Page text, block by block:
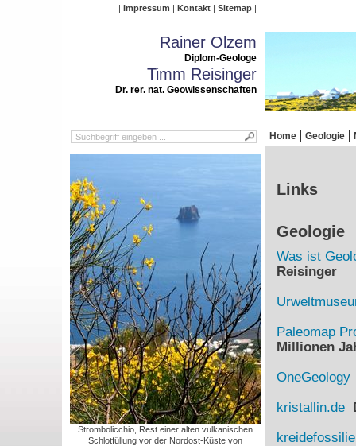
Impressum Kontakt Sitemap
Rainer Olzem
Diplom-Geologe
Timm Reisinger
Dr. rer. nat. Geowissenschaften
Home Geologie
Strombolicchio, Rest einer alten vulkanischen
Schlotfüllung vor der Nordost-Küste von
Links
Geologie
Was ist
Reisinger
Paleomap
Millionen
OneGeology
kristallin.de